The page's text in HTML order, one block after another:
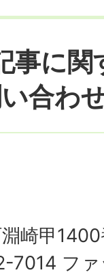
事に関
合わ
崎甲
7014 フ